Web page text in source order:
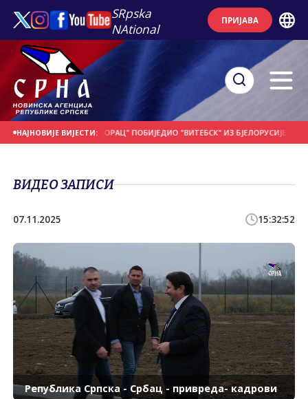
SRpska
NAtional
ПРИЈАВА
НАЈНОВИЈЕ ВИЈЕСТИ:
ДАНАШЊИ ДАН "БОРАЦ" ПОБИЈЕДИО "ВИТЕБСК" ИЗ БЈЕЛОРУСИЈЕ
ВИДЕО ЗАПИСИ
07.11.2025 15:32:52
Република Српска - Србац - привреда- кадрови